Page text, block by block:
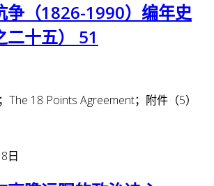
争（1826-1990）编年史
二十五） 51
The 18 Points Agreement；附件（5）
日